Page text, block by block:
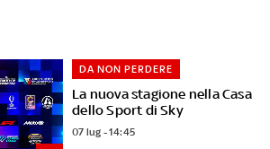
La nuova stagione nella Casa
dello Sport di Sky
DA NON PERDERE
07 lug - 14:45